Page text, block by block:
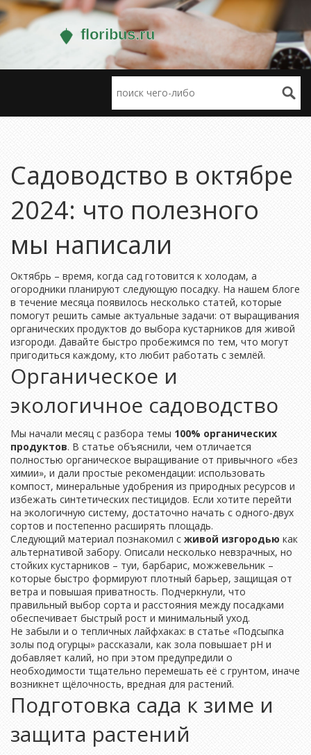
Садоводство в октябре
2024: что полезного
мы написали
Октябрь – время, когда сад готовится к холодам, а
огородники планируют следующую посадку. На нашем блоге
в течение месяца появилось несколько статей, которые
помогут решить самые актуальные задачи: от выращивания
органических продуктов до выбора кустарников для живой
изгороди. Давайте быстро пробежимся по тем, что могут
пригодиться каждому, кто любит работать с землёй.
Органическое и
экологичное садоводство
Мы начали месяц с разбора темы 100% органических
продуктов. В статье объяснили, чем отличается
полностью органическое выращивание от привычного «без
химии», и дали простые рекомендации: использовать
компост, минеральные удобрения из природных ресурсов и
избежать синтетических пестицидов. Если хотите перейти
на экологичную систему, достаточно начать с одного‑двух
сортов и постепенно расширять площадь.
Следующий материал познакомил с живой изгородью как
альтернативой забору. Описали несколько невзрачных, но
стойких кустарников – туи, барбарис, можжевельник –
которые быстро формируют плотный барьер, защищая от
ветра и повышая приватность. Подчеркнули, что
правильный выбор сорта и расстояния между посадками
обеспечивает быстрый рост и минимальный уход.
Не забыли и о тепличных лайфхаках: в статье «Подсыпка
золы под огурцы» рассказали, как зола повышает pH и
добавляет калий, но при этом предупредили о
необходимости тщательно перемешать её с грунтом, иначе
возникнет щёлочность, вредная для растений.
Подготовка сада к зиме и
защита растений